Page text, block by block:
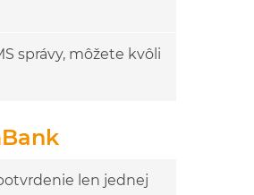
správy, môžete kvôli
len jednej